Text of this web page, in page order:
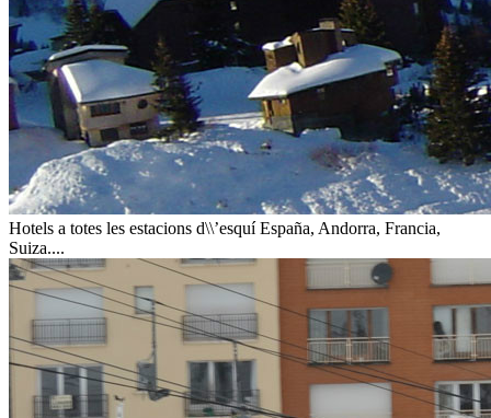
Hotels a totes les estacions d\\’esquí España, Andorra, Francia,
Suiza....